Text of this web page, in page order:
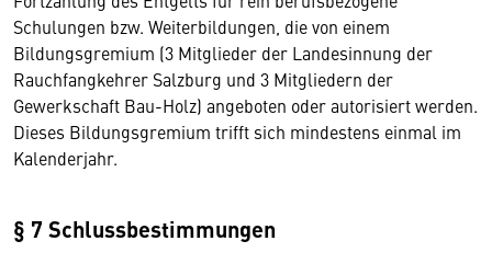
Schulungen bzw. Weiterbildungen, die von einem
Bildungsgremium (3 Mitglieder der Landesinnung der
Rauchfangkehrer Salzburg und 3 Mitgliedern der
Gewerkschaft Bau-Holz) angeboten oder autorisiert werden.
Dieses Bildungsgremium trifft sich mindestens einmal im
Kalenderjahr.
§ 7 Schlussbestimmungen